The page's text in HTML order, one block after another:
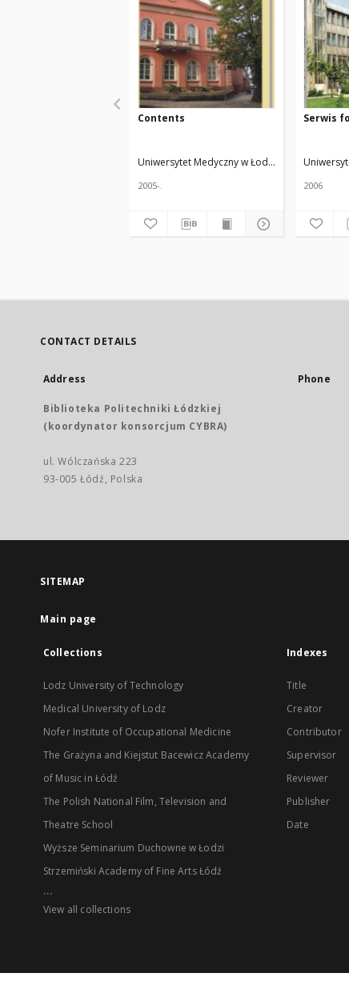
Contents
Uniwersytet Medyczny w Łodzi Żmuda,
2005-.
Serwis
2006
CONTACT DETAILS
Address
Biblioteka Politechniki Łódzkiej
(koordynator konsorcjum CYBRA)
ul. Wólczańska 223
93-005 Łódź, Polska
Phone
SITEMAP
Main page
Collections
Lodz University of Technology
Medical University of Lodz
Nofer Institute of Occupational Medicine
The Grażyna and Kiejstut Bacewicz Academy
of Music in Łódź
The Polish National Film, Television and
Theatre School
Wyższe Seminarium Duchowne w Łodzi
Strzemiński Academy of Fine Arts Łódź
...
View all collections
Indexes
Title
Creator
Contributor
Supervisor
Reviewer
Publisher
Date